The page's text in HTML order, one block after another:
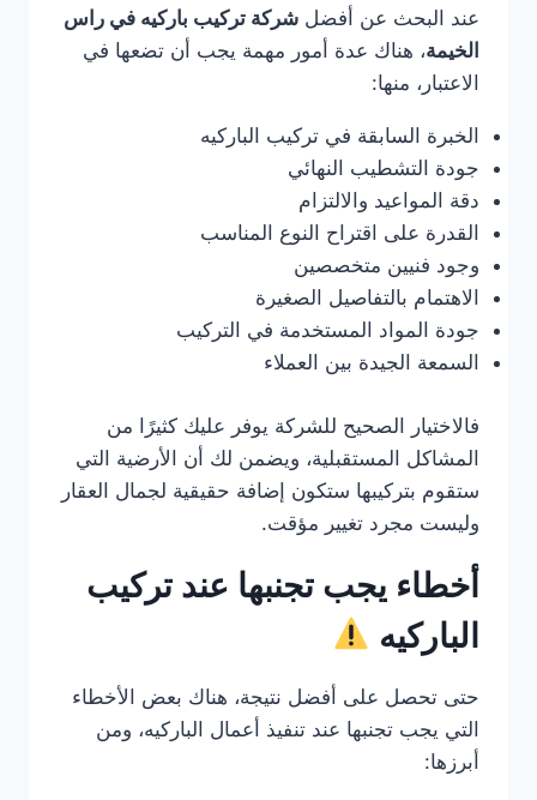
عند البحث عن أفضل شركة تركيب باركيه في راس
الخيمة، هناك عدة أمور مهمة يجب أن تضعها في
الاعتبار، منها:
الخبرة السابقة في تركيب الباركيه
جودة التشطيب النهائي
دقة المواعيد والالتزام
القدرة على اقتراح النوع المناسب
وجود فنيين متخصصين
الاهتمام بالتفاصيل الصغيرة
جودة المواد المستخدمة في التركيب
السمعة الجيدة بين العملاء
فالاختيار الصحيح للشركة يوفر عليك كثيرًا من
المشاكل المستقبلية، ويضمن لك أن الأرضية التي
ستقوم بتركيبها ستكون إضافة حقيقية لجمال العقار
وليست مجرد تغيير مؤقت.
أخطاء يجب تجنبها عند تركيب
الباركيه
حتى تحصل على أفضل نتيجة، هناك بعض الأخطاء
التي يجب تجنبها عند تنفيذ أعمال الباركيه، ومن
أبرزها: